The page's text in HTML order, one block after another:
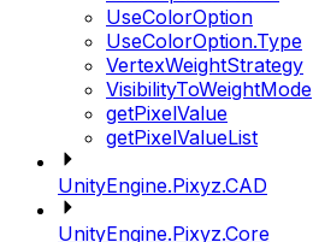
UseColorOption
UseColorOption.Type
VertexWeightStrategy
VisibilityToWeightMode
getPixelValue
getPixelValueList
UnityEngine.Pixyz.CAD
UnityEngine.Pixyz.Core